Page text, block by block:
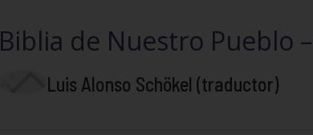
Biblia de Nuestro Pueblo –
Luis Alonso Schökel (traductor)